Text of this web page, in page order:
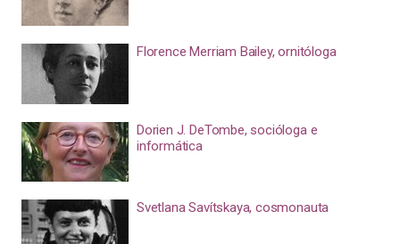
Florence Merriam Bailey, ornitóloga
Dorien J. DeTombe, socióloga e
informática
Svetlana Savítskaya, cosmonauta